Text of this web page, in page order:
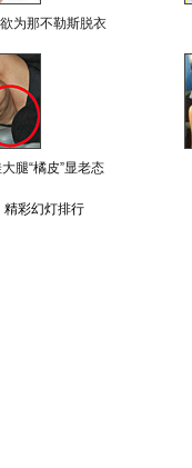
为那不勒斯脱衣
腿“橘皮”显老态
精彩幻灯排行